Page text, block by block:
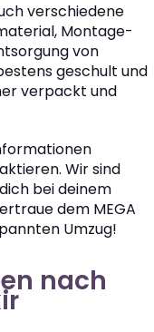
verschiedene
Montage-
von
geschult und
verpackt und
Wir sind
bei deinem
dem MEGA
Umzug!
nach